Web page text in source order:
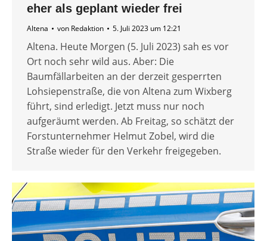
eher als geplant wieder frei
Altena von Redaktion 5. Juli 2023 um 12:21
Altena. Heute Morgen (5. Juli 2023) sah es vor
Ort noch sehr wild aus. Aber: Die
Baumfällarbeiten an der derzeit gesperrten
Lohsiepenstraße, die von Altena zum Wixberg
führt, sind erledigt. Jetzt muss nur noch
aufgeräumt werden. Ab Freitag, so schätzt der
Forstunternehmer Helmut Zobel, wird die
Straße wieder für den Verkehr freigegeben.